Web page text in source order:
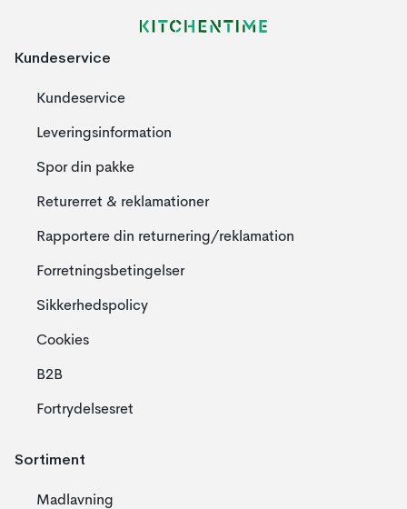
Kundeservice
Kundeservice
Leveringsinformation
Spor din pakke
Returerret & reklamationer
Rapportere din returnering/reklamation
Forretningsbetingelser
Sikkerhedspolicy
Cookies
B2B
Fortrydelsesret
Sortiment
Madlavning